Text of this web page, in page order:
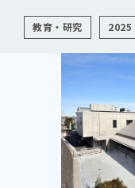
教育・研究 2025